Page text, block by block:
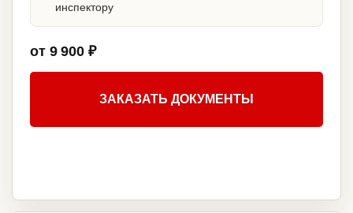
инспектору
от 9 900 ₽
ЗАКАЗАТЬ ДОКУМЕНТЫ